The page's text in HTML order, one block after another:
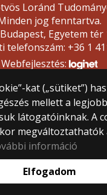
kat („sütiket”)
mellett a
látogatóinknak. A
megváltoztathatók
információ
Elfogadom
Loránd
jog fenntartva.
Egyetem tér
telefonszám: +36 1
Webfejlesztés: